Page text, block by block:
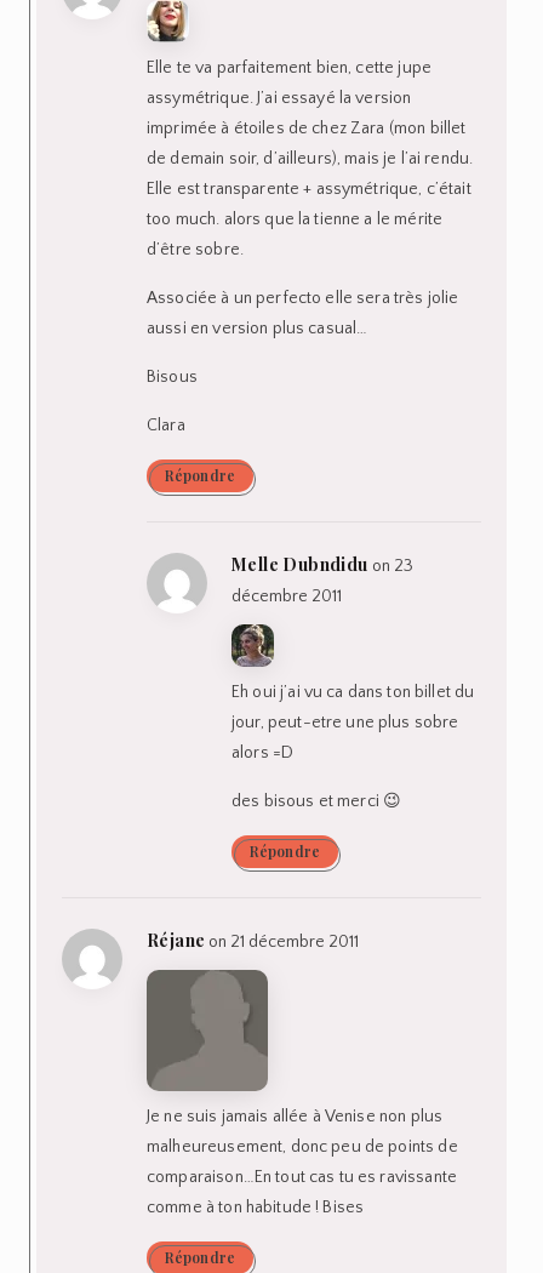
Elle te va parfaitement bien, cette jupe
assymétrique. J’ai essayé la version
imprimée à étoiles de chez Zara (mon billet
de demain soir, d’ailleurs), mais je l’ai rendu.
Elle est transparente + assymétrique, c’était
too much. alors que la tienne a le mérite
d’être sobre.
Associée à un perfecto elle sera très jolie
aussi en version plus casual…
Bisous
Clara
Répondre
Melle Dubndidu on 23
décembre 2011
Eh oui j’ai vu ca dans ton billet du
jour, peut-etre une plus sobre
alors =D
des bisous et merci 😉
Répondre
Réjane on 21 décembre 2011
Je ne suis jamais allée à Venise non plus
malheureusement, donc peu de points de
comparaison…En tout cas tu es ravissante
comme à ton habitude ! Bises
Répondre